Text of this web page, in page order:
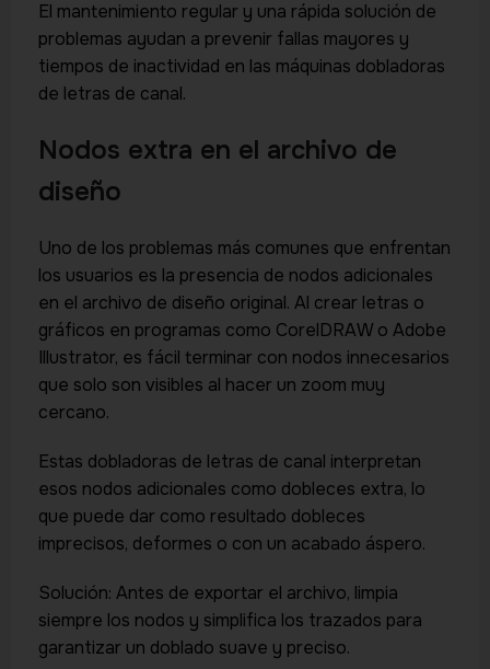
El mantenimiento regular y una rápida solución de
problemas ayudan a prevenir fallas mayores y
tiempos de inactividad en las máquinas dobladoras
de letras de canal.
Nodos extra en el archivo de
diseño
Uno de los problemas más comunes que enfrentan
los usuarios es la presencia de nodos adicionales
en el archivo de diseño original. Al crear letras o
gráficos en programas como CorelDRAW o Adobe
Illustrator, es fácil terminar con nodos innecesarios
que solo son visibles al hacer un zoom muy
cercano.
Estas dobladoras de letras de canal interpretan
esos nodos adicionales como dobleces extra, lo
que puede dar como resultado dobleces
imprecisos, deformes o con un acabado áspero.
Solución: Antes de exportar el archivo, limpia
siempre los nodos y simplifica los trazados para
garantizar un doblado suave y preciso.